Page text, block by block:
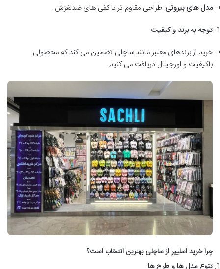
مدل های بیرونی: طراحی مقاوم تر با کفی های ضدلغزش.
توجه به برند و کیفیت
خرید از برندهای معتبر مانند ساچلی تضمین می کند که محصولی
باکیفیت و اورجینال دریافت می کنید.
چرا خرید اسلیپر از ساچلی بهترین انتخاب است؟
تنوع مدل ها و طرح ها